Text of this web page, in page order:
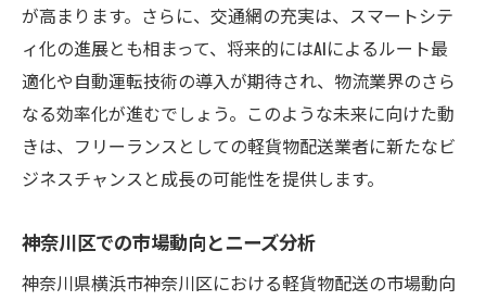
が高まります。さらに、交通網の充実は、スマートシテ
ィ化の進展とも相まって、将来的にはAIによるルート最
適化や自動運転技術の導入が期待され、物流業界のさら
なる効率化が進むでしょう。このような未来に向けた動
きは、フリーランスとしての軽貨物配送業者に新たなビ
ジネスチャンスと成長の可能性を提供します。
神奈川区での市場動向とニーズ分析
神奈川県横浜市神奈川区における軽貨物配送の市場動向